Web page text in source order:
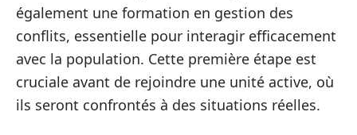
également une formation en gestion des
conflits, essentielle pour interagir efficacement
avec la population. Cette première étape est
cruciale avant de rejoindre une unité active, où
ils seront confrontés à des situations réelles.